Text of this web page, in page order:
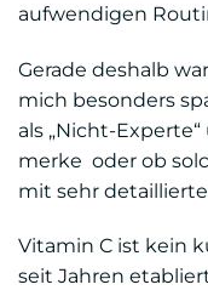
aufwendigen
Gerade deshalb
mich besonders
als „Nicht-
merke oder ob
mit sehr
Vitamin C ist kein
seit Jahren